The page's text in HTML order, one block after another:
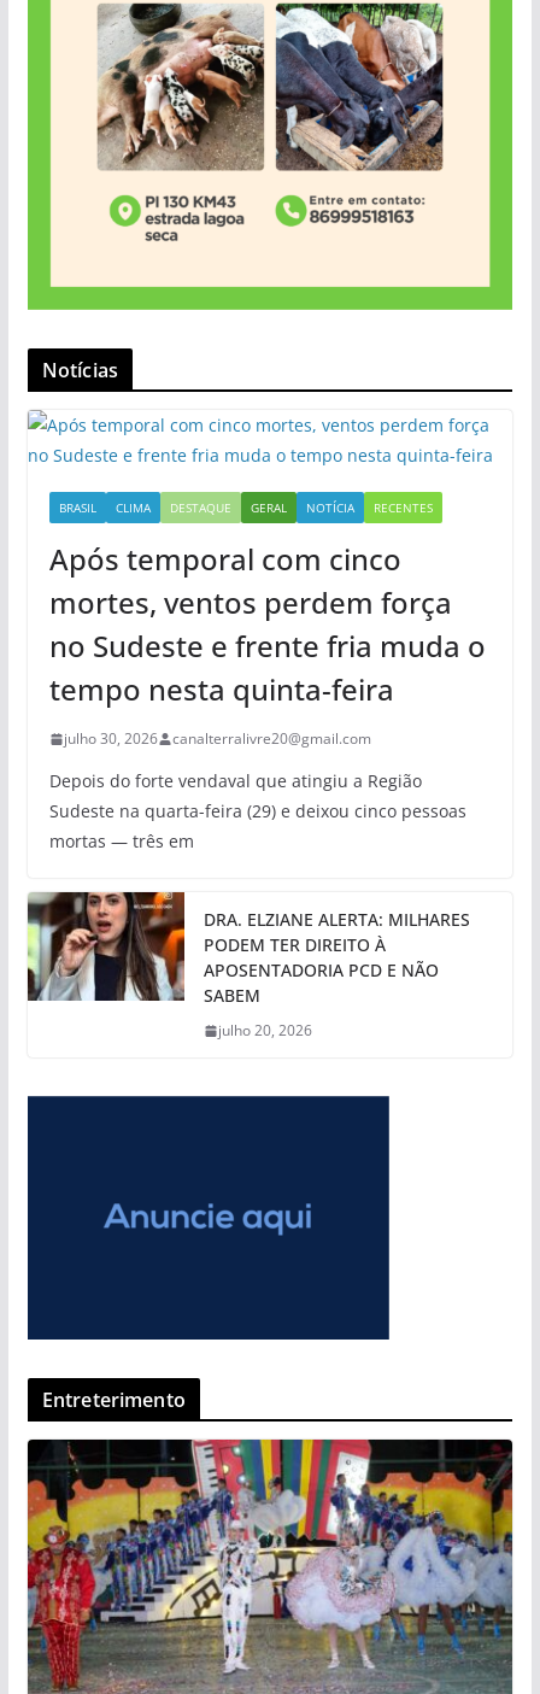
Notícias
BRASIL CLIMA DESTAQUE GERAL NOTÍCIA RECENTES
Após temporal com cinco
mortes, ventos perdem força
no Sudeste e frente fria muda o
tempo nesta quinta-feira
julho 30, 2026 canalterralivre20@gmail.com
Depois do forte vendaval que atingiu a Região
Sudeste na quarta-feira (29) e deixou cinco pessoas
mortas — três em
DRA. ELZIANE ALERTA: MILHARES
PODEM TER DIREITO À
APOSENTADORIA PCD E NÃO
SABEM
julho 20, 2026
Entreterimento